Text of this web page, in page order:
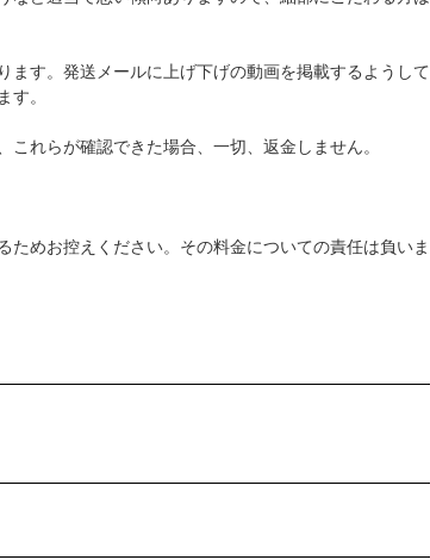
ます。発送メールに上げ下げの動画を掲載するようして
す。
れらが確認できた場合、一切、返金しません。
ためお控えください。その料金についての責任は負いま